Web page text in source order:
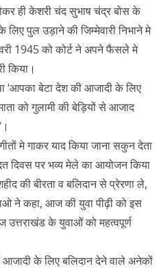
ही केशरी चंद सुभाष चंद्र बोस के
पुल उड़ाने की जिम्मेवारी निभाने मे
1945 को कोर्ट ने अपने फैसले मे
किया।
‘आपका बेटा देश की आजादी के लिए
को गुलामी की बेड़ियों से आजाद
मे गाकर याद किया जाना सकुन देता
दिवस पर भव्य मेले का आयोजन किया
की बीरता व बलिदान से प्रेरणा ले,
ने कहा, आज की युवा पीढ़ी को इस
उत्तराखंड के युवाओं को महत्वपूर्ण
के लिए बलिदान देने वाले अनेकों